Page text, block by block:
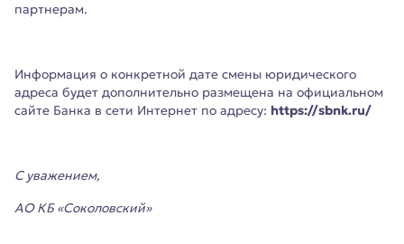
партнерам.
Информация о конкретной дате смены юридического
адреса будет дополнительно размещена на официальном
сайте Банка в сети Интернет по адресу: https://sbnk.ru/
С уважением,
АО КБ «Соколовский»